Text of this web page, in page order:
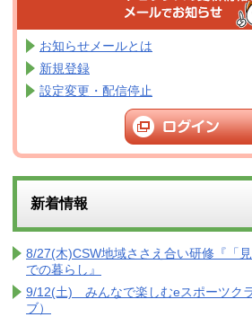
お知らせメールとは
新規登録
設定変更・配信停止
新着情報
8/27(木)CSW地域ささえ合い研修『「
での暮らし』
9/12(土) みんなで楽しむeスポーツク
ブ）